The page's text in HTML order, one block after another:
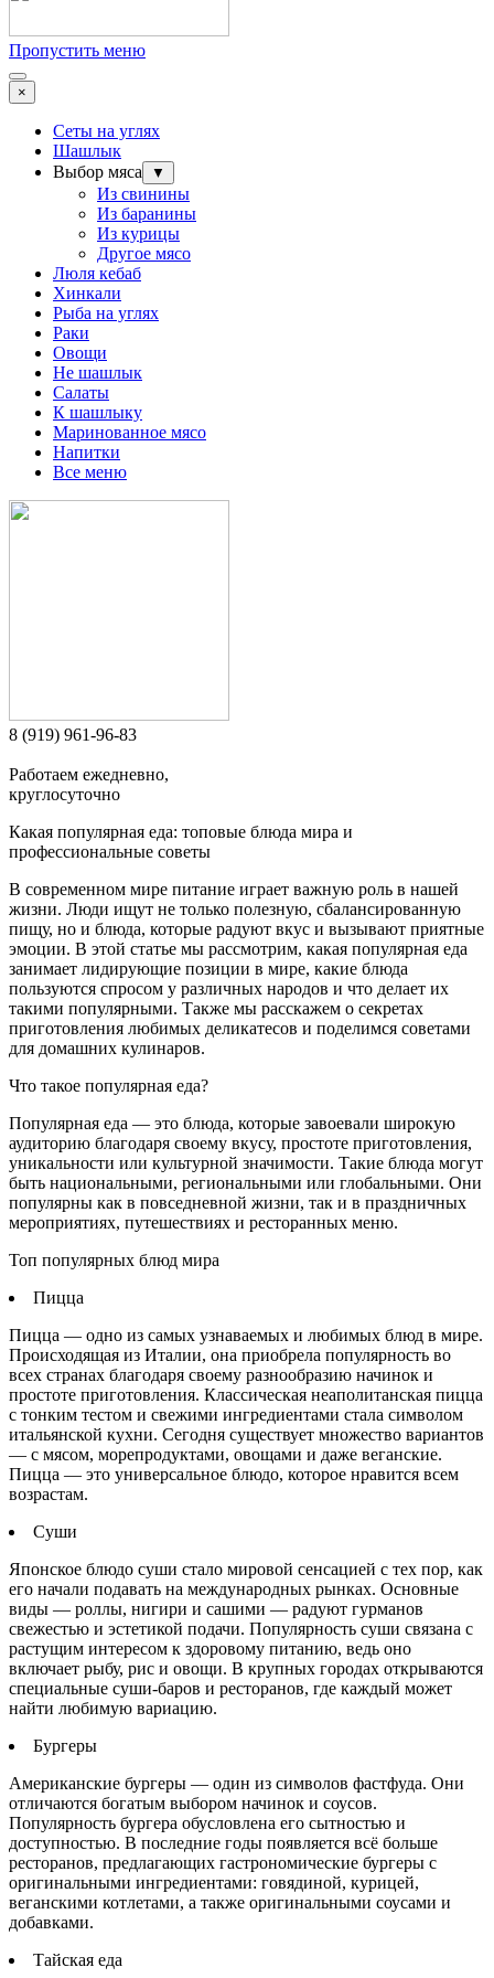
Пропустить меню
×
Сеты на углях
Шашлык
Выбор мяса
▼
Из свинины
Из баранины
Из курицы
Другое мясо
Люля кебаб
Хинкали
Рыба на углях
Раки
Овощи
Не шашлык
Салаты
К шашлыку
Маринованное мясо
Напитки
Все меню
8 (919) 961-96-83
Работаем ежедневно,
круглосуточно
Какая популярная еда: топовые блюда мира и
профессиональные советы
В современном мире питание играет важную роль в нашей
жизни. Люди ищут не только полезную, сбалансированную
пищу, но и блюда, которые радуют вкус и вызывают приятные
эмоции. В этой статье мы рассмотрим, какая популярная еда
занимает лидирующие позиции в мире, какие блюда
пользуются спросом у различных народов и что делает их
такими популярными. Также мы расскажем о секретах
приготовления любимых деликатесов и поделимся советами
для домашних кулинаров.
Что такое популярная еда?
Популярная еда — это блюда, которые завоевали широкую
аудиторию благодаря своему вкусу, простоте приготовления,
уникальности или культурной значимости. Такие блюда могут
быть национальными, региональными или глобальными. Они
популярны как в повседневной жизни, так и в праздничных
мероприятиях, путешествиях и ресторанных меню.
Топ популярных блюд мира
Пицца
Пицца — одно из самых узнаваемых и любимых блюд в мире.
Происходящая из Италии, она приобрела популярность во
всех странах благодаря своему разнообразию начинок и
простоте приготовления. Классическая неаполитанская пицца
с тонким тестом и свежими ингредиентами стала символом
итальянской кухни. Сегодня существует множество вариантов
— с мясом, морепродуктами, овощами и даже веганские.
Пицца — это универсальное блюдо, которое нравится всем
возрастам.
Суши
Японское блюдо суши стало мировой сенсацией с тех пор, как
его начали подавать на международных рынках. Основные
виды — роллы, нигири и сашими — радуют гурманов
свежестью и эстетикой подачи. Популярность суши связана с
растущим интересом к здоровому питанию, ведь оно
включает рыбу, рис и овощи. В крупных городах открываются
специальные суши-баров и ресторанов, где каждый может
найти любимую вариацию.
Бургеры
Американские бургеры — один из символов фастфуда. Они
отличаются богатым выбором начинок и соусов.
Популярность бургера обусловлена его сытностью и
доступностью. В последние годы появляется всё больше
ресторанов, предлагающих гастрономические бургеры с
оригинальными ингредиентами: говядиной, курицей,
веганскими котлетами, а также оригинальными соусами и
добавками.
Тайская еда